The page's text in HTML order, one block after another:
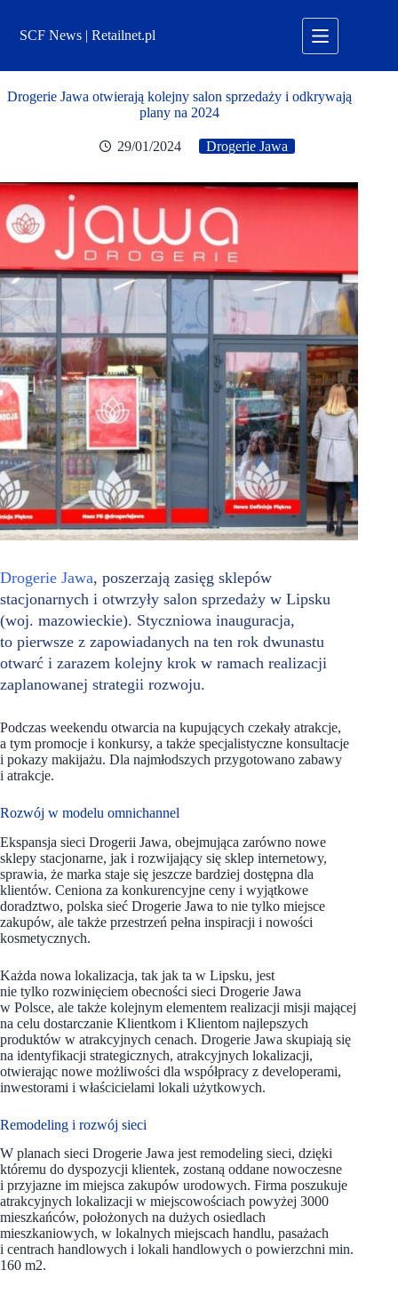
treściSCF News | Retailnet.pl
Drogerie Jawa otwierają kolejny salon sprzedaży i odkrywają
plany na 2024
29/01/2024 Drogerie Jawa
Drogerie Jawa, poszerzają zasięg sklepów
stacjonarnych i otwrzyły salon sprzedaży w Lipsku
(woj. mazowieckie). Styczniowa inauguracja,
to pierwsze z zapowiadanych na ten rok dwunastu
otwarć i zarazem kolejny krok w ramach realizacji
zaplanowanej strategii rozwoju.
Podczas weekendu otwarcia na kupujących czekały atrakcje,
a tym promocje i konkursy, a także specjalistyczne konsultacje
i pokazy makijażu. Dla najmłodszych przygotowano zabawy
i atrakcje.
Rozwój w modelu omnichannel
Ekspansja sieci Drogerii Jawa, obejmująca zarówno nowe
sklepy stacjonarne, jak i rozwijający się sklep internetowy,
sprawia, że marka staje się jeszcze bardziej dostępna dla
klientów. Ceniona za konkurencyjne ceny i wyjątkowe
doradztwo, polska sieć Drogerie Jawa to nie tylko miejsce
zakupów, ale także przestrzeń pełna inspiracji i nowości
kosmetycznych.
Każda nowa lokalizacja, tak jak ta w Lipsku, jest
nie tylko rozwinięciem obecności sieci Drogerie Jawa
w Polsce, ale także kolejnym elementem realizacji misji mającej
na celu dostarczanie Klientkom i Klientom najlepszych
produktów w atrakcyjnych cenach. Drogerie Jawa skupiają się
na identyfikacji strategicznych, atrakcyjnych lokalizacji,
otwierając nowe możliwości dla współpracy z developerami,
inwestorami i właścicielami lokali użytkowych.
Remodeling i rozwój sieci
W planach sieci Drogerie Jawa jest remodeling sieci, dzięki
któremu do dyspozycji klientek, zostaną oddane nowoczesne
i przyjazne im miejsca zakupów urodowych. Firma poszukuje
atrakcyjnych lokalizacji w miejscowościach powyżej 3000
mieszkańców, położonych na dużych osiedlach
mieszkaniowych, w lokalnych miejscach handlu, pasażach
i centrach handlowych i lokali handlowych o powierzchni min.
160 m2.